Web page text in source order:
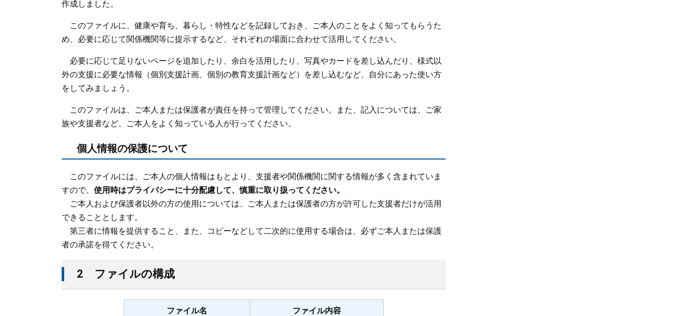
作成しました。
このファイルに、健康や育ち、暮らし・特性などを記録しておき、ご本人のことをよく知ってもらうた
め、必要に応じて関係機関等に提示するなど、それぞれの場面に合わせて活用してください。
必要に応じて足りないページを追加したり、余白を活用したり、写真やカードを差し込んだり、様式以
外の支援に必要な情報（個別支援計画、個別の教育支援計画など）を差し込むなど、自分にあった使い方
をしてみましょう。
このファイルは、ご本人または保護者が責任を持って管理してください。また、記入については、ご家
族や支援者など、ご本人をよく知っている人が行ってください。
個人情報の保護について
このファイルには、ご本人の個人情報はもとより、支援者や関係機関に関する情報が多く含まれていま
すので、 使用時はプライバシーに十分配慮して、慎重に取り扱ってください。
ご本人および保護者以外の方の使用については、ご本人または保護者の方が許可した支援者だけが活用
できることとします。
第三者に情報を提供すること、また、コピーなどして二次的に使用する場合は、必ずご本人または保護
者の承諾を得てください。
2 ファイルの構成
ファイル名 ファイル内容